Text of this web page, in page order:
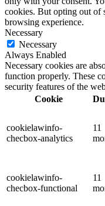
cookies. But opting out of
browsing experience.
Necessary
Necessary
Always Enabled
Necessary cookies are
function properly. These
security features of the
Cookie
cookielawinfo-
checbox-analytics
11
cookielawinfo-
checbox-functional
11